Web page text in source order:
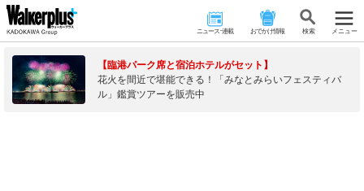
ニュース･連載 おでかけ情報 検 索 メニュー
【臨港パーク席と宿泊ホテルがセット】
花火を間近で堪能できる！「みなとみらいフェスティバ
ル」鑑賞ツアーを販売中